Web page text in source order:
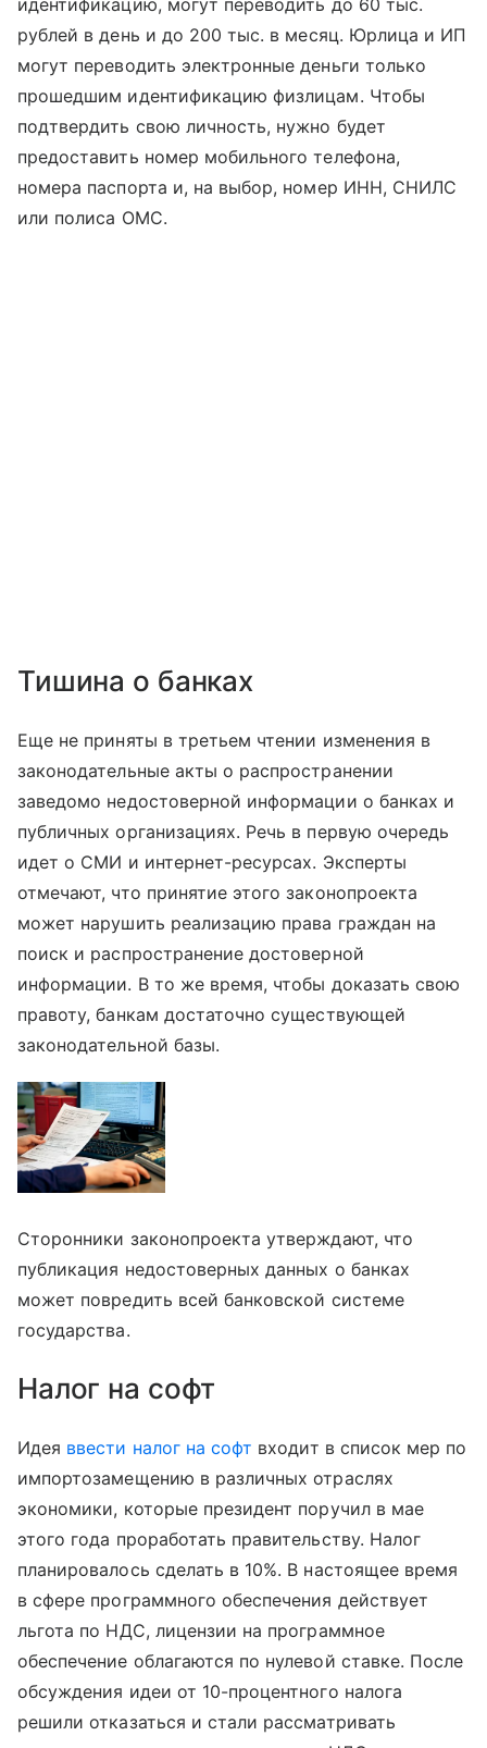
рублей в день и до 200 тыс. в месяц. Юрлица и ИП
могут переводить электронные деньги только
прошедшим идентификацию физлицам. Чтобы
подтвердить свою личность, нужно будет
предоставить номер мобильного телефона,
номера паспорта и, на выбор, номер ИНН, СНИЛС
или полиса ОМС.
Тишина о банках
Еще не приняты в третьем чтении изменения в
законодательные акты о распространении
заведомо недостоверной информации о банках и
публичных организациях. Речь в первую очередь
идет о СМИ и интернет-ресурсах. Эксперты
отмечают, что принятие этого законопроекта
может нарушить реализацию права граждан на
поиск и распространение достоверной
информации. В то же время, чтобы доказать свою
правоту, банкам достаточно существующей
законодательной базы.
Сторонники законопроекта утверждают, что
публикация недостоверных данных о банках
может повредить всей банковской системе
государства.
Налог на софт
Идея ввести налог на софт входит в список мер по
импортозамещению в различных отраслях
экономики, которые президент поручил в мае
этого года проработать правительству. Налог
планировалось сделать в 10%. В настоящее время
в сфере программного обеспечения действует
льгота по НДС, лицензии на программное
обеспечение облагаются по нулевой ставке. После
обсуждения идеи от 10-процентного налога
решили отказаться и стали рассматривать